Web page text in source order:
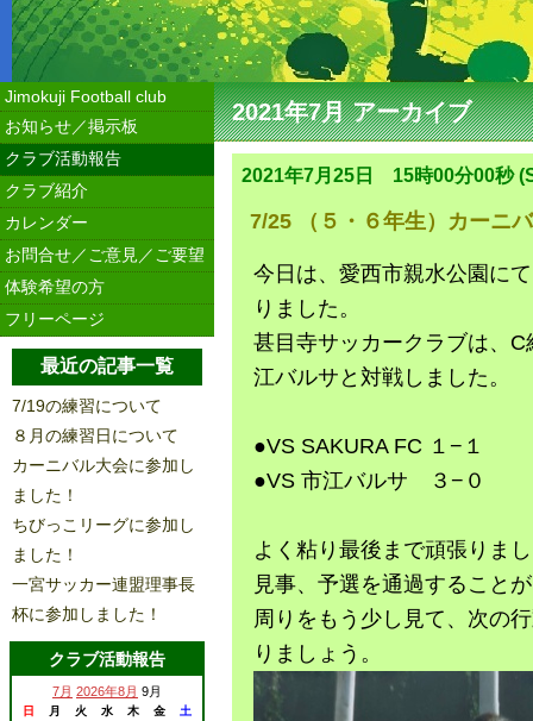
2021年7月 アーカイブ
2021年7月25日 15時00分00秒
7/25 （５・６年生）カーニ
今日は、愛西市親水公園に
りました。
甚目寺サッカークラブは、
江バルサと対戦しました。
●VS SAKURA FC １−１
●VS 市江バルサ ３−０
よく粘り最後まで頑張りま
見事、予選を通過すること
周りをもう少し見て、次の
りましょう。
Jimokuji Football club
お知らせ／掲示板
クラブ活動報告
クラブ紹介
カレンダー
お問合せ／ご意見／ご要望
体験希望の方
フリーページ
最近の記事一覧
7/19の練習について
８月の練習日について
カーニバル大会に参加し
ました！
ちびっこリーグに参加し
ました！
一宮サッカー連盟理事長
杯に参加しました！
クラブ活動報告
7月 2026年8月 9月
日 月 火 水 木 金 土